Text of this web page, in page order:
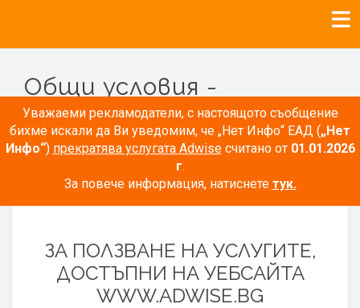
Уважаеми рекламодатели, с настоящото съобщение
бихме искали да Ви уведомим, че „Нет Инфо“ ЕАД („Нет
Инфо“) прекратява услугата Adwiseсчитано от 01.01.2026
г.
За повече информация, натиснете тук.
Общи условия -
Рекламодатели
ОБЩИ УСЛОВИЯ
ЗА ПОЛЗВАНЕ НА УСЛУГИТЕ,
ДОСТЪПНИ НА УЕБСАЙТА
WWW.ADWISE.BG